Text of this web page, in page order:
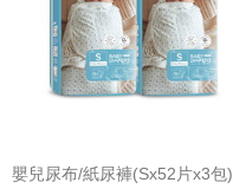
嬰兒尿布/紙尿褲(Sx52片x3包)